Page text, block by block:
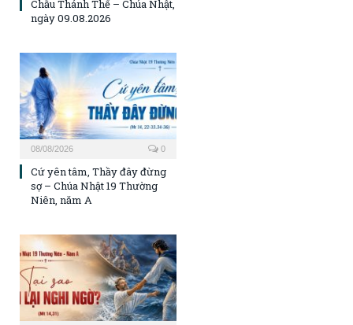
Chầu Thánh Thể – Chúa Nhật,
ngày 09.08.2026
08/08/2026 0
Cứ yên tâm, Thầy đây đừng
sợ – Chúa Nhật 19 Thường
Niên, năm A